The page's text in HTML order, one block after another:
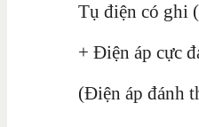
Tụ điện có ghi
+ Điện áp cực
(Điện áp đánh